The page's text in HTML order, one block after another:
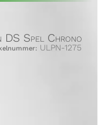
DS Spel Chrono
ULPN-1275